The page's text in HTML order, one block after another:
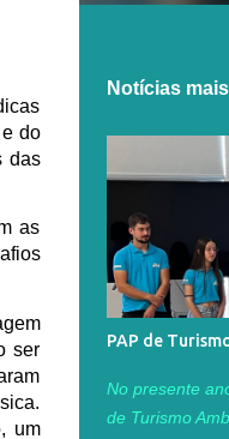
e do
das
as
ser
um
Notícias
PAP de
No presente
de Turismo